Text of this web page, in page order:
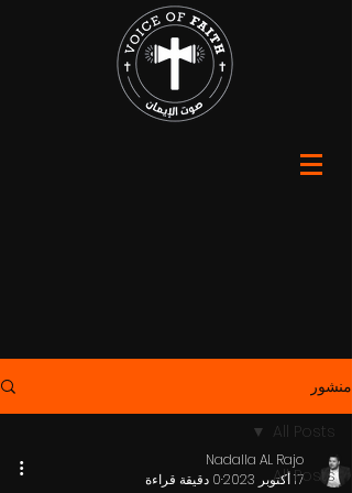
منشور
All Posts
All Posts
Nadalla AL Rajo
17 أكتوبر 2023
0 دقيقة قراءة